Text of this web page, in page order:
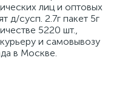
лиц и оптовых
д/сусп. 2.7г пакет 5г
5220 шт.,
и самовывозу
в Москве.